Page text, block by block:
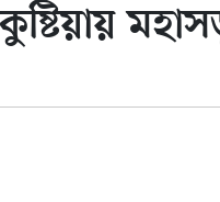
কুষ্টিয়ায়